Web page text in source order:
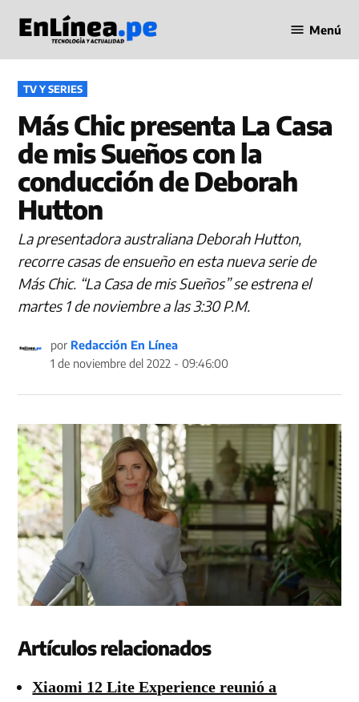
contenido
en Línea
Menú
PUBLICADO
EN
TV Y SERIES
Más Chic presenta La Casa
de mis Sueños con la
conducción de Deborah
Hutton
La presentadora australiana Deborah Hutton,
recorre casas de ensueño en esta nueva serie de
Más Chic. “La Casa de mis Sueños” se estrena el
martes 1 de noviembre a las 3:30 P.M.
por Redacción En Línea
1 de noviembre del 2022 - 09:46:00
Artículos relacionados
Xiaomi 12 Lite Experience reunió a